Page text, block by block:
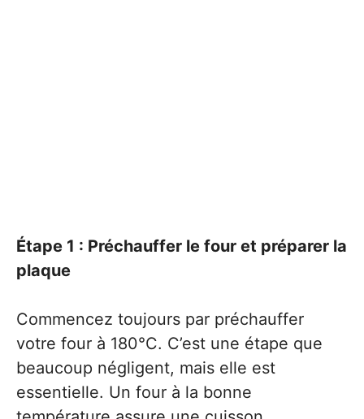
Étape 1 : Préchauffer le four et préparer la
plaque
Commencez toujours par préchauffer
votre four à 180°C. C’est une étape que
beaucoup négligent, mais elle est
essentielle. Un four à la bonne